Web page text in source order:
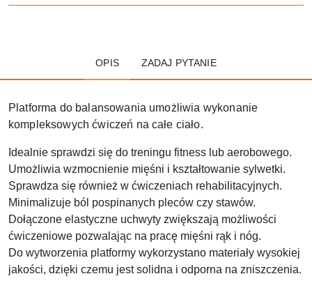
OPIS ZADAJ PYTANIE
Platforma do balansowania umożliwia wykonanie
kompleksowych ćwiczeń na całe ciało.
Idealnie sprawdzi się do treningu fitness lub aerobowego.
Umożliwia wzmocnienie mięśni i kształtowanie sylwetki.
Sprawdza się również w ćwiczeniach rehabilitacyjnych.
Minimalizuje ból pospinanych pleców czy stawów.
Dołączone elastyczne uchwyty zwiększają możliwości
ćwiczeniowe pozwalając na pracę mięśni rąk i nóg.
Do wytworzenia platformy wykorzystano materiały wysokiej
jakości, dzięki czemu jest solidna i odporna na zniszczenia.